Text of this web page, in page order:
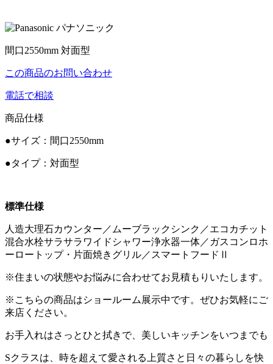
間口2550mm 対面型
この商品のお問い合わせ
電話で相談
商品仕様
●サイズ：間口2550mm
●タイプ：対面型
標準仕様
人造大理石カウンター／ムーブラックシンク／エコカチット
混合水栓サラサラワイドシャワー浄水器一体／ガスコンロホ
ーロートップ・片面焼きグリル／スマートフードⅡ
※住まいの状態やお悩みに合わせてお見積もりいたします。
※こちらの商品はショールーム展示中です。ぜひお気軽にご
来店ください。
お手入れはさっとひと拭きで、美しいキッチンをいつまでも
Sクラスは、時を超えて愛される上質さと日々の暮らしを快